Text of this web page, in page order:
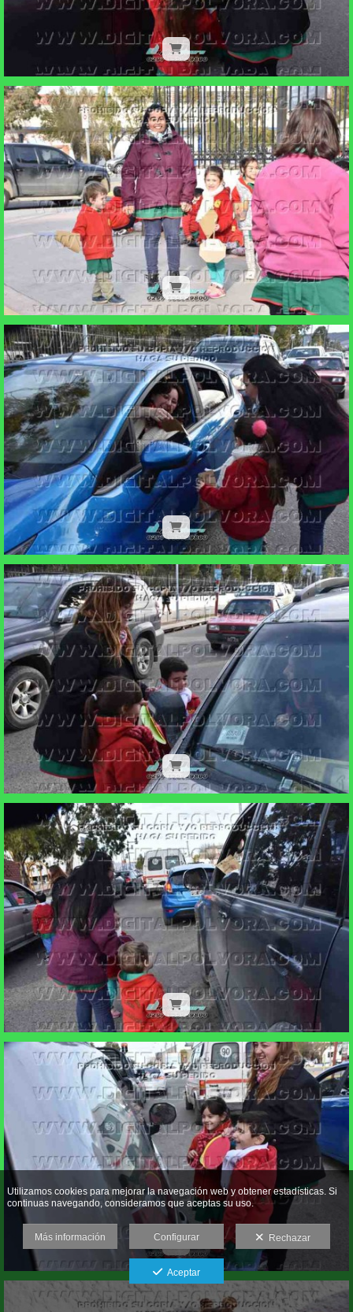
Utilizamos cookies para mejorar la navegación web y obtener estadísticas. Si
continuas navegando, consideramos que aceptas su uso.
Más información Configurar Rechazar
Aceptar